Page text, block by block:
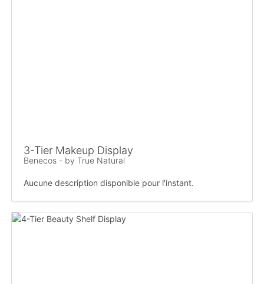
3-Tier Makeup Display
Benecos - by True Natural
Aucune description disponible pour l'instant.